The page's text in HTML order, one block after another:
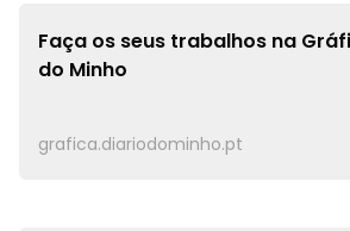
Faça os seus trabalhos na
do Minho
grafica.diariodominho.pt